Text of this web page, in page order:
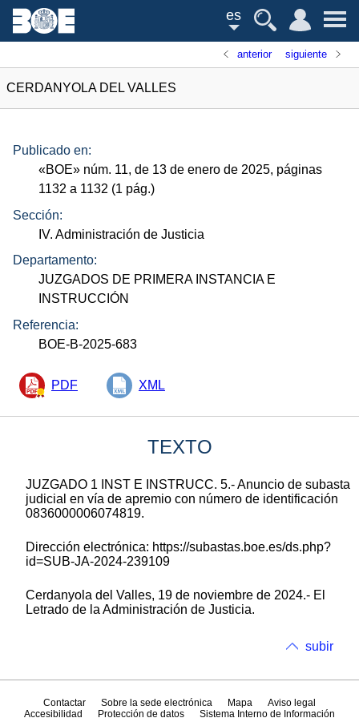
es
anterior siguiente
CERDANYOLA DEL VALLES
Publicado en:
«BOE» núm. 11, de 13 de enero de 2025, páginas
1132 a 1132 (1 pág.)
Sección:
IV. Administración de Justicia
Departamento:
JUZGADOS DE PRIMERA INSTANCIA E
INSTRUCCIÓN
Referencia:
BOE-B-2025-683
PDF XML
TEXTO
JUZGADO 1 INST E INSTRUCC. 5.- Anuncio de subasta
judicial en vía de apremio con número de identificación
0836000006074819.
Dirección electrónica: https://subastas.boe.es/ds.php?
id=SUB-JA-2024-239109
Cerdanyola del Valles, 19 de noviembre de 2024.- El
Letrado de la Administración de Justicia.
subir
Contactar Sobre la sede electrónica Mapa
Aviso legal
Accesibilidad
Protección de datos Sistema Interno de Información